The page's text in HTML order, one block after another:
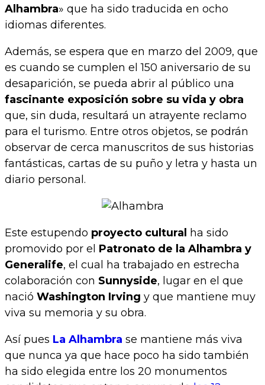
Alhambra» que ha sido traducida en ocho
idiomas diferentes.
Además, se espera que en marzo del 2009, que
es cuando se cumplen el 150 aniversario de su
desaparición, se pueda abrir al público una
fascinante exposición sobre su vida y obra
que, sin duda, resultará un atrayente reclamo
para el turismo. Entre otros objetos, se podrán
observar de cerca manuscritos de sus historias
fantásticas, cartas de su puño y letra y hasta un
diario personal.
Este estupendo proyecto cultural
ha sido
promovido por el Patronato de la Alhambra y
Generalife, el cual ha trabajado en estrecha
colaboración con Sunnyside, lugar en el que
nació Washington Irving y que mantiene muy
viva su memoria y su obra.
Así pues La Alhambra se mantiene más viva
que nunca ya que hace poco ha sido también
ha sido elegida entre los 20 monumentos